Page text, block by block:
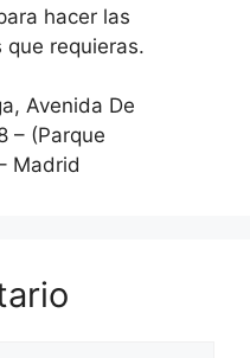
hacer las
requieras.
Avenida De
– (Parque
Madrid